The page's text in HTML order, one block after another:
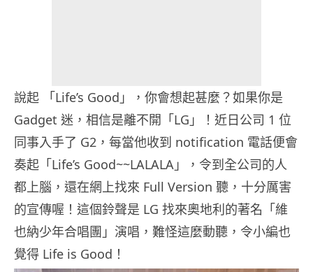
說起 「Life’s Good」，你會想起甚麼？如果你是
Gadget 迷，相信是離不開「LG」！近日公司 1 位
同事入手了 G2，每當他收到 notification 電話便會
奏起「Life’s Good~~LALALA」，令到全公司的人
都上腦，還在網上找來 Full Version 聽，十分厲害
的宣傳喔！這個鈴聲是 LG 找來奧地利的著名「維
也納少年合唱團」演唱，難怪這麼動聽，令小編也
覺得 Life is Good！